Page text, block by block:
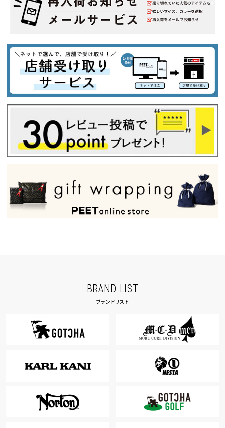
カラー
tune 絞り込んで検索する
BRAND LIST
ブランドリスト